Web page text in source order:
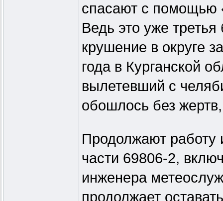
спасают с помощью
Ведь это уже
крушение в округе
года в Курганской
вылетевший с
обошлось без
Продолжают работу
части 69806-2,
инженера
продолжает